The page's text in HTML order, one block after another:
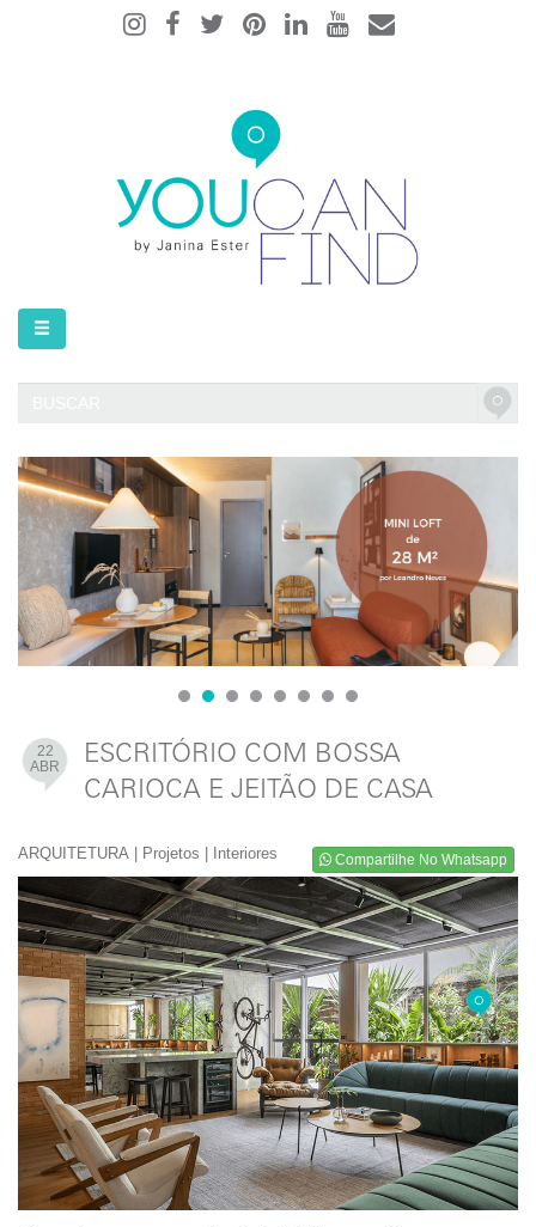
1 2 3 4 5 6 7 8
22
ABR
ESCRITÓRIO COM BOSSA
CARIOCA E JEITÃO DE CASA
ARQUITETURA Projetos Interiores Compartilhe No Whatsapp